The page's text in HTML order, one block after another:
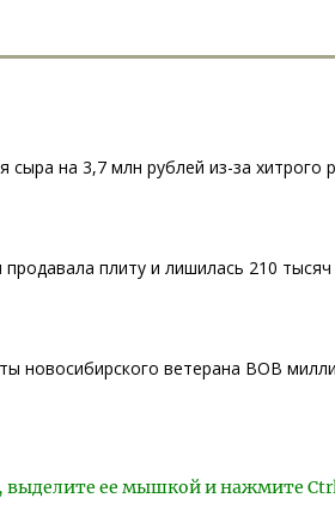
сыра на 3,7 млн рублей из-за хитрого
продавала плиту и лишилась 210
новосибирского ветерана ВОВ
выделите ее мышкой и нажмите